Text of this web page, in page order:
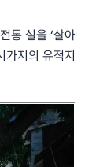
통 설을 ‘살아
가지의 유적지